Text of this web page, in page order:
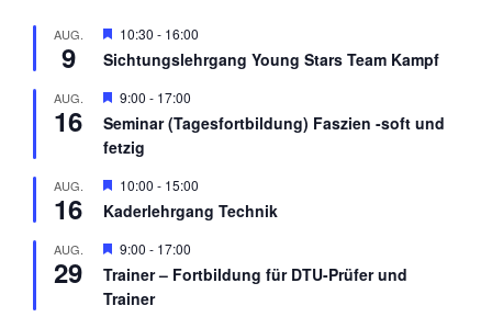
AUG.
9
H
r
o
r
e
o
b
n
10:30 - 16:00
Sichtungslehrgang Young Stars Team Kampf
AUG.
16
H
r
v
r
e
o
b
n
9:00 - 17:00
Seminar (Tagesfortbildung) Faszien -soft und
fetzig
AUG.
16
H
r
o
r
e
10:00 - 15:00
Kaderlehrgang Technik
AUG.
29
H
r
v
9:00 - 17:00
Trainer – Fortbildung für DTU-Prüfer und
Trainer